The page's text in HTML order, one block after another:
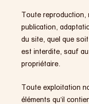
Toute reproduction,
publication,
du site, quel que
est interdite, sauf
propriétaire.
Toute exploitation
éléments qu’il